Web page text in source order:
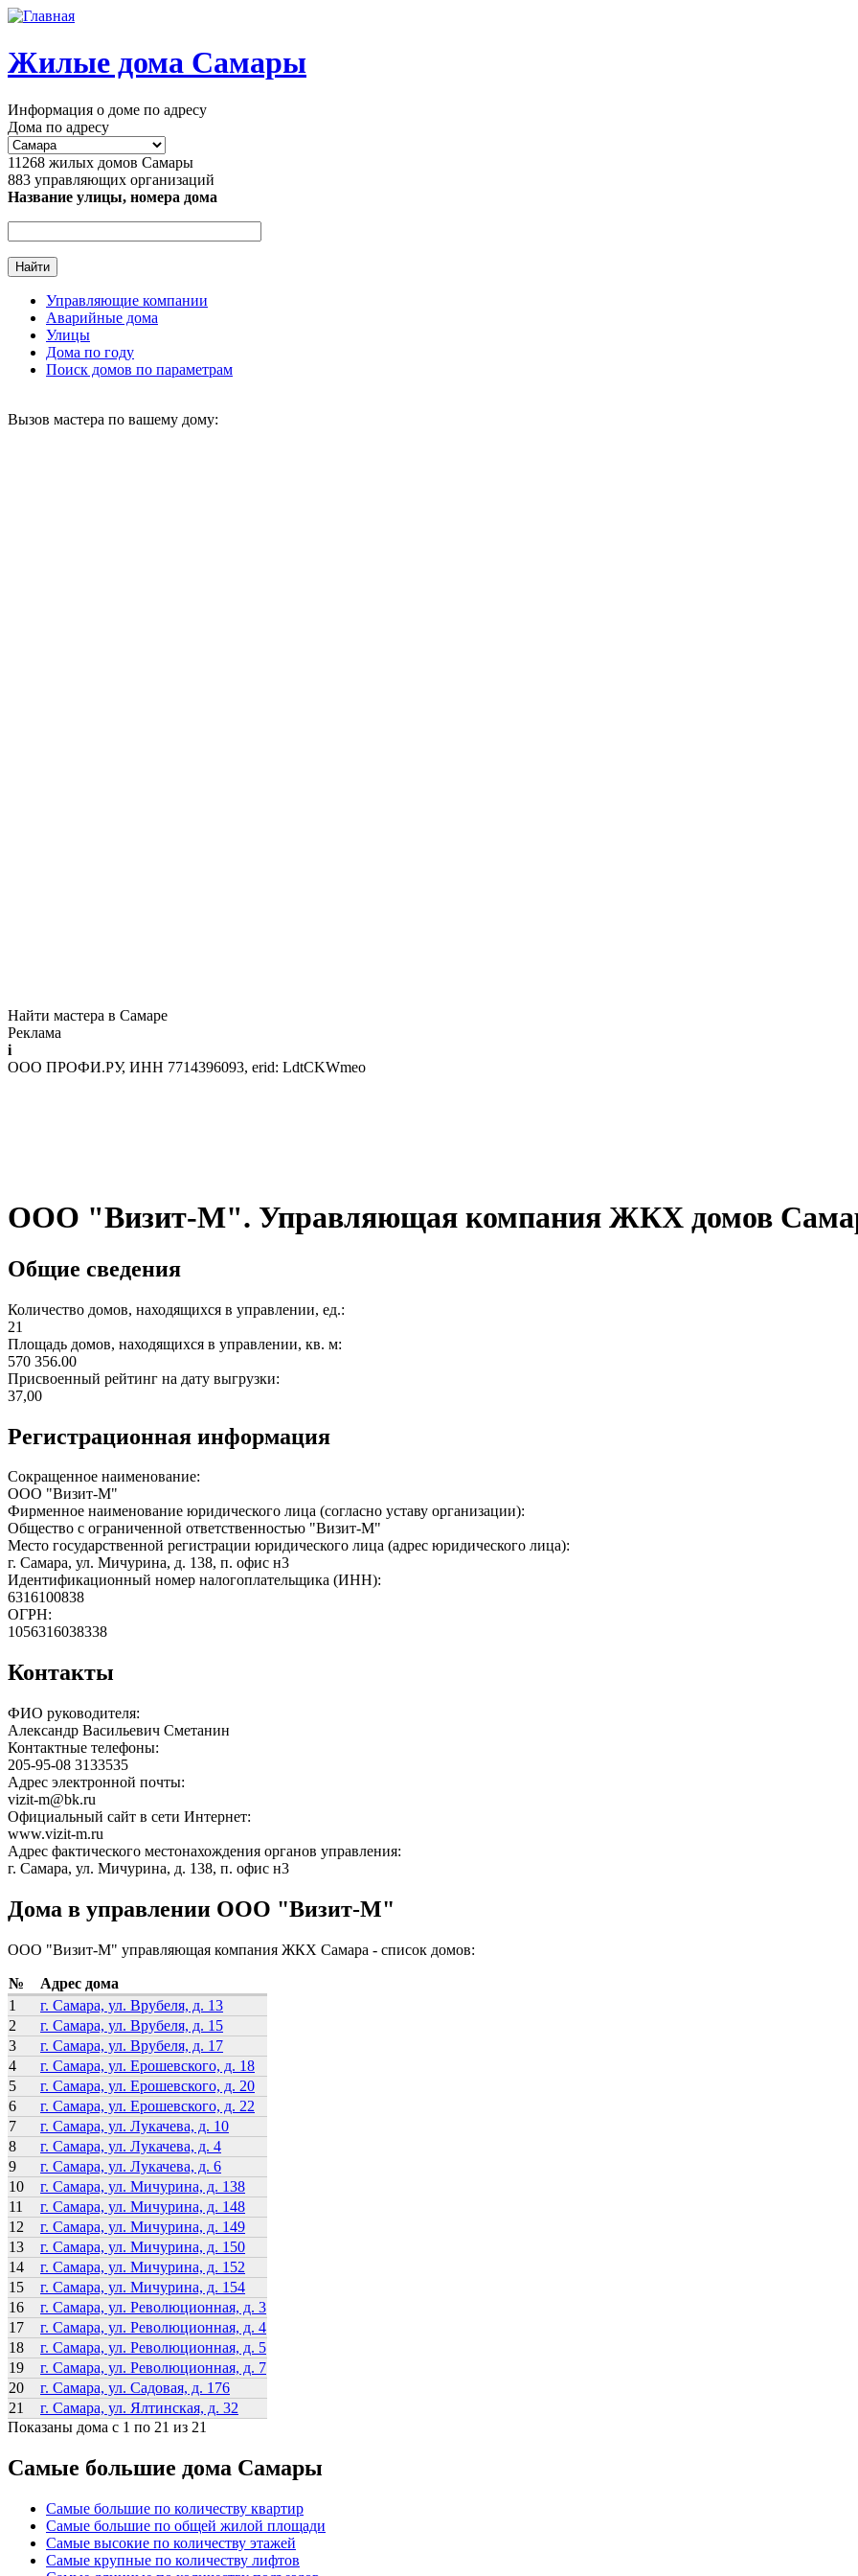
Перейти к основному содержанию
Жилые дома Самары
Информация о доме по адресу
Дома по адресу
11268 жилых домов Самары
883 управляющих организаций
Название улицы, номера дома
Главное меню
Управляющие компании
Аварийные дома
Улицы
Дома по году
Поиск домов по параметрам
Вызов мастера по вашему дому:
Найти мастера в Самаре
Реклама
i
ООО ПРОФИ.РУ, ИНН 7714396093, erid: LdtCKWmeo
ООО "Визит-М". Управляющая компания ЖКХ домов
Общие сведения
Количество домов, находящихся в управлении, ед.:
21
Площадь домов, находящихся в управлении, кв. м:
570 356.00
Присвоенный рейтинг на дату выгрузки:
37,00
Регистрационная информация
Сокращенное наименование:
ООО "Визит-М"
Фирменное наименование юридического лица (согласно уставу организации):
Общество с ограниченной ответственностью "Визит-М"
Место государственной регистрации юридического лица (адрес юридического лица):
г. Самара, ул. Мичурина, д. 138, п. офис н3
Идентификационный номер налогоплательщика (ИНН):
6316100838
ОГРН:
1056316038338
Контакты
ФИО руководителя:
Александр Васильевич Сметанин
Контактные телефоны:
205-95-08 3133535
Адрес электронной почты:
vizit-m@bk.ru
Официальный сайт в сети Интернет:
www.vizit-m.ru
Адрес фактического местонахождения органов управления:
г. Самара, ул. Мичурина, д. 138, п. офис н3
Дома в управлении ООО "Визит-М"
ООО "Визит-М" управляющая компания ЖКХ Самара - список домов:
№
Адрес дома
1
г. Самара, ул. Врубеля, д. 13
2
г. Самара, ул. Врубеля, д. 15
3
г. Самара, ул. Врубеля, д. 17
4
г. Самара, ул. Ерошевского, д. 18
5
г. Самара, ул. Ерошевского, д. 20
6
г. Самара, ул. Ерошевского, д. 22
7
г. Самара, ул. Лукачева, д. 10
8
г. Самара, ул. Лукачева, д. 4
9
г. Самара, ул. Лукачева, д. 6
10
г. Самара, ул. Мичурина, д. 138
11
г. Самара, ул. Мичурина, д. 148
12
г. Самара, ул. Мичурина, д. 149
13
г. Самара, ул. Мичурина, д. 150
14
г. Самара, ул. Мичурина, д. 152
15
г. Самара, ул. Мичурина, д. 154
16
г. Самара, ул. Революционная, д. 3
17
г. Самара, ул. Революционная, д. 4
18
г. Самара, ул. Революционная, д. 5
19
г. Самара, ул. Революционная, д. 7
20
г. Самара, ул. Садовая, д. 176
21
г. Самара, ул. Ялтинская, д. 32
Показаны дома с 1 по 21 из 21
Самые большие дома Самары
Самые большие по количеству квартир
Самые большие по общей жилой площади
Самые высокие по количеству этажей
Самые крупные по количеству лифтов